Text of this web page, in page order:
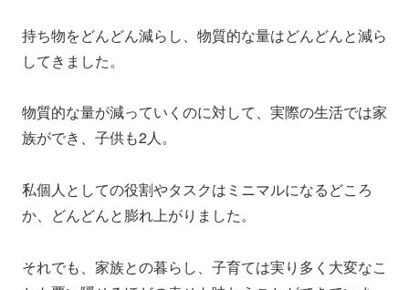
持ち物をどんどん減らし、物質的な量はどんどんと減ら
してきました。
物質的な量が減っていくのに対して、実際の生活では家
族ができ、子供も2人。
私個人としての役割やタスクはミニマルになるどころ
か、どんどんと膨れ上がりました。
それでも、家族との暮らし、子育ては実り多く大変なこ